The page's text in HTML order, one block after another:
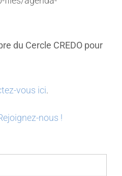
du Cercle CREDO pour
vous ici.
nous !